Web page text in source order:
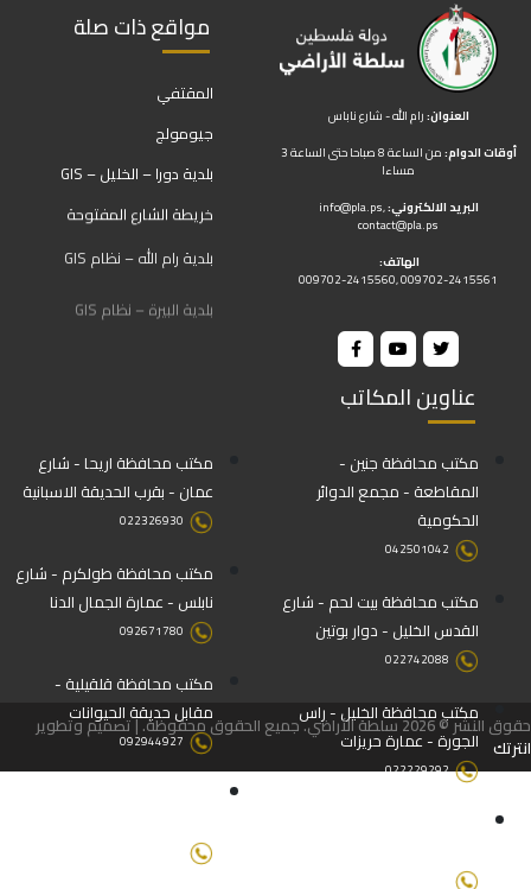
العنوان:رام الله - شارع ناباس
أوقات الدوام:
من الساعة 8 صباحا حتى الساعة 3
مساءا
البريد الالكتروني: info@pla.ps,
contact@pla.ps
الهاتف:
009702-2415560, 009702-2415561
عناوين المكاتب
مكتب محافظة جنين -
المقاطعة - مجمع الدوائر
الحكومية
042501042
مكتب محافظة بيت لحم - شارع
القدس الخليل - دوار بوتين
022742088
مكتب محافظة الخليل - راس
الجورة - عمارة حريزات
022229292
مكتب محافظة اريحا - شارع
عمان - بقرب الحديقة الاسبانية
022326930
مكتب محافظة طولكرم - شارع
نابلس - عمارة الجمال الدنا
092671780
مكتب محافظة قلقيلية -
مقابل حديقة الحيوانات
092944927
مواقع ذات صلة
المقتفي
جيومولج
بلدية دورا – الخليل – GIS
خريطة الشارع المفتوحة
بلدية رام الله – نظام GIS
بلدية البيرة – نظام GIS
حقوق النشر © 2026 سلطة الأراضي. جميع الحقوق محفوظة. | تصميم وتطوير
انترتك